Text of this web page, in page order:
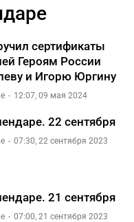
сертификаты
Героям России
и Игорю Юргину
12:07, 09 мая 2024
22 сентября
07:30, 22 сентября 2023
21 сентября
07:00, 21 сентября 2023